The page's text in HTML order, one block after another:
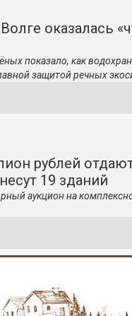
оказалась
показало, как
защитой речных
рублей
19 зданий
аукцион на